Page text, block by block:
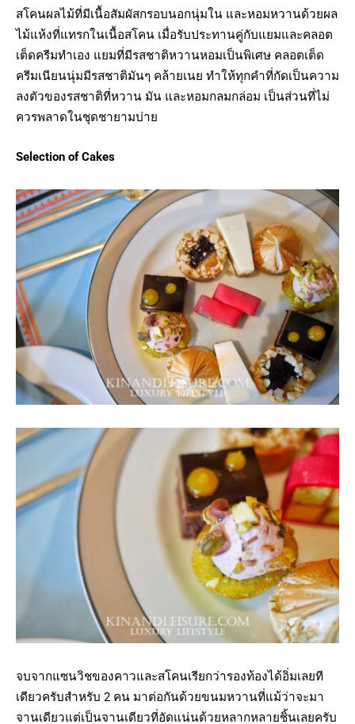
สโคนผลไม้ที่มีเนื้อสัมผัสกรอบนอกนุ่มใน และหอมหวานด้วยผล
ไม้แห้งที่แทรกในเนื้อสโคน เมื่อรับประทานคู่กับแยมและคลอต
เต็ดครีมทำเอง แยมที่มีรสชาติหวานหอมเป็นพิเศษ คลอตเต็ด
ครีมเนียนนุ่มมีรสชาติมันๆ คล้ายเนย ทำให้ทุกคำที่กัดเป็นความ
ลงตัวของรสชาติที่หวาน มัน และหอมกลมกล่อม เป็นส่วนที่ไม่
ควรพลาดในชุดชายามบ่าย
Selection of Cakes
จบจากแซนวิชของคาวและสโคนเรียกว่ารองท้องได้อิ่มเลยที
เดียวครับสำหรับ 2 คน มาต่อกันด้วยขนมหวานที่แม้ว่าจะมา
จานเดียวแต่เป็นจานเดียวที่อัดแน่นด้วยหลากหลายชิ้นเลยครับ